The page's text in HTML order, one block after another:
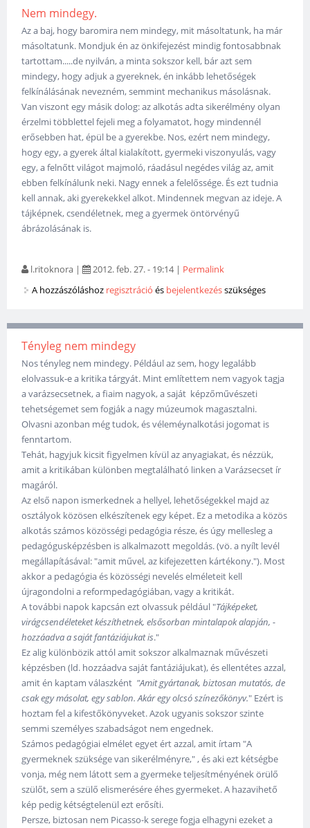
Nem mindegy.
Az a baj, hogy baromira nem mindegy, mit másoltatunk, ha már
másoltatunk. Mondjuk én az önkifejezést mindig fontosabbnak
tartottam.....de nyilván, a minta sokszor kell, bár azt sem
mindegy, hogy adjuk a gyereknek, én inkább lehetőségek
felkínálásának nevezném, semmint mechanikus másolásnak.
Van viszont egy másik dolog: az alkotás adta sikerélmény olyan
érzelmi többlettel fejeli meg a folyamatot, hogy mindennél
erősebben hat, épül be a gyerekbe. Nos, ezért nem mindegy,
hogy egy, a gyerek által kialakított, gyermeki viszonyulás, vagy
egy, a felnőtt világot majmoló, ráadásul negédes világ az, amit
ebben felkínálunk neki. Nagy ennek a felelőssége. És ezt tudnia
kell annak, aki gyerekekkel alkot. Mindennek megvan az ideje. A
tájképnek, csendéletnek, meg a gyermek öntörvényű
ábrázolásának is.
l.ritoknora | 2012. feb. 27. - 19:14| Permalink
A hozzászóláshoz regisztráció és bejelentkezésszükséges
Tényleg nem mindegy
Nos tényleg nem mindegy. Például az sem, hogy legalább
elolvassuk-e a kritika tárgyát. Mint említettem nem vagyok tagja
a varázsecsetnek, a fiaim nagyok, a saját képzőművészeti
tehetségemet sem fogják a nagy múzeumok magasztalni.
Olvasni azonban még tudok, és véleméynalkotási jogomat is
fenntartom.
Tehát, hagyjuk kicsit figyelmen kívül az anyagiakat, és nézzük,
amit a kritikában különben megtalálható linken a Varázsecset ír
magáról.
Az első napon ismerkednek a hellyel, lehetőségekkel majd az
osztályok közösen elkészítenek egy képet. Ez a metodika a közös
alkotás számos közösségi pedagógia része, és úgy mellesleg a
pedagógusképzésben is alkalmazott megoldás. (vö. a nyílt levél
megállapításával: "amit művel, az kifejezetten kártékony."). Most
akkor a pedagógia és közösségi nevelés elméleteit kell
újragondolni a reformpedagógiában, vagy a kritikát.
A további napok kapcsán ezt olvassuk például "Tájképeket,
virágcsendéleteket készíthetnek, elsősorban mintalapok alapján, -
hozzáadva a saját fantáziájukat is."
Ez alig különbözik attól amit sokszor alkalmaznak művészeti
képzésben (ld. hozzáadva saját fantáziájukat), és ellentétes azzal,
amit én kaptam válaszként "Amit gyártanak, biztosan mutatós, de
csak egy másolat, egy sablon. Akár egy olcsó színezőkönyv." Ezért is
hoztam fel a kifestőkönyveket. Azok ugyanis sokszor szinte
semmi személyes szabadságot nem engednek.
Számos pedagógiai elmélet egyet ért azzal, amit írtam "A
gyermeknek szüksége van sikerélményre," , és aki ezt kétségbe
vonja, még nem látott sem a gyermeke teljesítményének örülő
szülőt, sem a szülő elismerésére éhes gyermeket. A hazavihető
kép pedig kétségtelenül ezt erősíti.
Persze, biztosan nem Picasso-k serege fogja elhagyni ezeket a